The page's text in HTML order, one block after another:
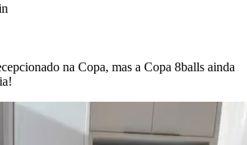
na Copa, mas a Copa 8balls ainda